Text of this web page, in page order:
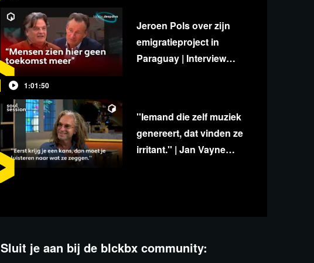
1:01:50
Jeroen Pols over zijn
emigratieproject in
Paraguay | Interview
''Iemand die zelf muziek
genereert, dat vinden ze
irritant.'' | Jan Vayne
Sluit je aan bij de blckbx community: